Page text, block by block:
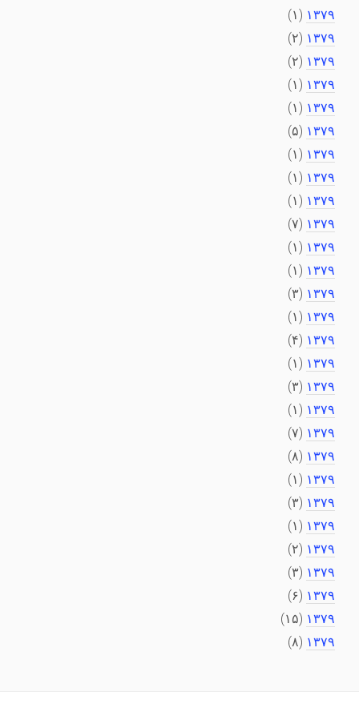
۱۳۷۹ (۱)
۱۳۷۹ (۲)
۱۳۷۹ (۲)
۱۳۷۹ (۱)
۱۳۷۹ (۱)
۱۳۷۹ (۵)
۱۳۷۹ (۱)
۱۳۷۹ (۱)
۱۳۷۹ (۱)
۱۳۷۹ (۷)
۱۳۷۹ (۱)
۱۳۷۹ (۱)
۱۳۷۹ (۳)
۱۳۷۹ (۱)
۱۳۷۹ (۴)
۱۳۷۹ (۱)
۱۳۷۹ (۳)
۱۳۷۹ (۱)
۱۳۷۹ (۷)
۱۳۷۹ (۸)
۱۳۷۹ (۱)
۱۳۷۹ (۳)
۱۳۷۹ (۱)
۱۳۷۹ (۲)
۱۳۷۹ (۳)
۱۳۷۹ (۶)
۱۳۷۹ (۱۵)
۱۳۷۹ (۸)